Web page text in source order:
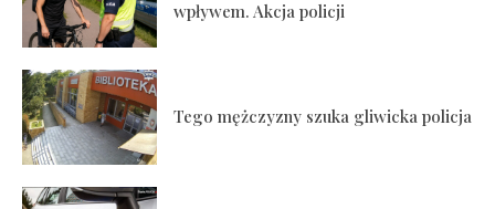
wpływem. Akcja policji
Tego mężczyzny szuka gliwicka policja